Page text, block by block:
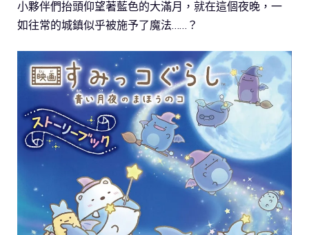
小夥伴們抬頭仰望著藍色的大滿月，就在這個夜晚，一
如往常的城鎮似乎被施予了魔法……？